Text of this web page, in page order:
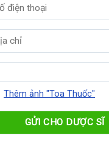
Thêm ảnh "Toa Thuốc"